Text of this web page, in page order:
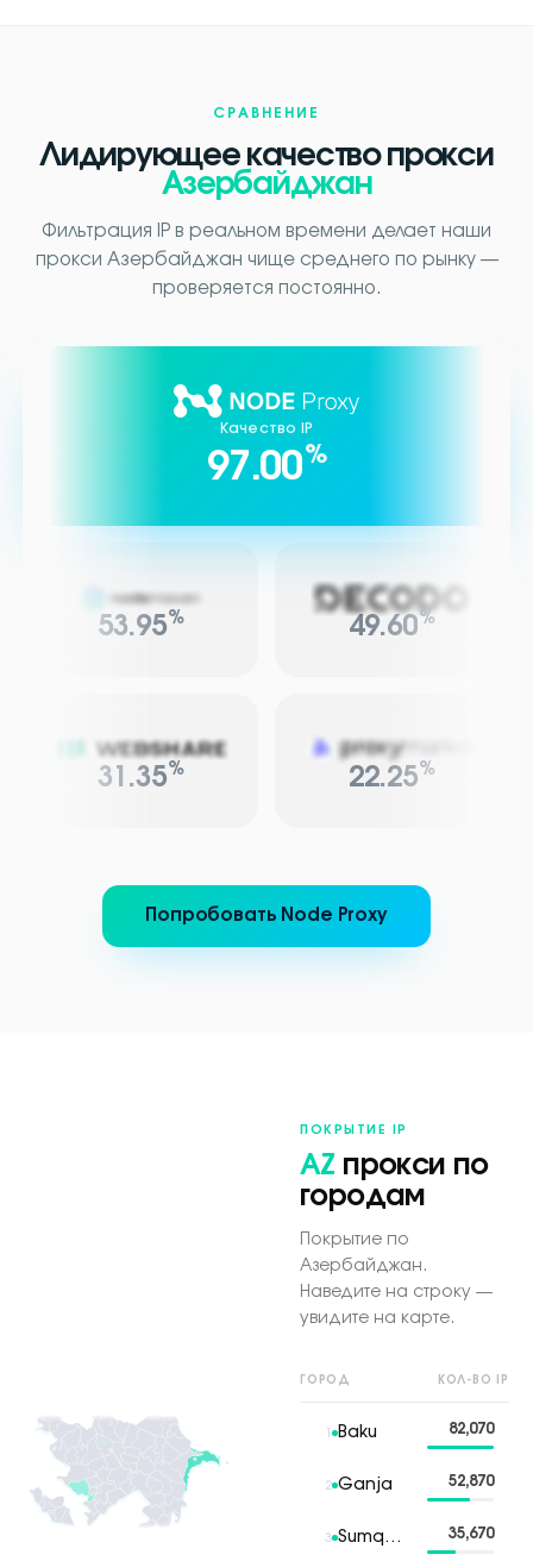
СРАВНЕНИЕ
Лидирующее качество прокси
Азербайджан
Фильтрация IP в реальном времени делает наши
прокси Азербайджан чище среднего по рынку —
проверяется постоянно.
53.95% 49.60%
Качество IP
97.00%
31.35% 22.25%
Попробовать Node Proxy
ПОКРЫТИЕ IP
AZ прокси по
городам
Покрытие по
Азербайджан.
Наведите на строку —
увидите на карте.
ГОРОД КОЛ-ВО IP
1 Baku 82,070
2 Ganja 52,870
3 Sumqayit 35,670